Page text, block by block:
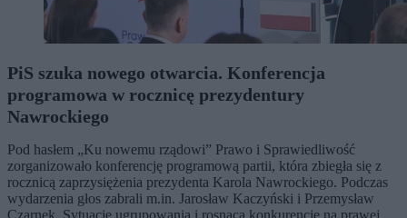
PiS szuka nowego otwarcia. Konferencja
programowa w rocznicę prezydentury
Nawrockiego
Pod hasłem „Ku nowemu rządowi” Prawo i Sprawiedliwość
zorganizowało konferencję programową partii, która zbiegła się z
rocznicą zaprzysiężenia prezydenta Karola Nawrockiego. Podczas
wydarzenia głos zabrali m.in. Jarosław Kaczyński i Przemysław
Czarnek. Sytuację ugrupowania i rosnącą konkurencję na prawej